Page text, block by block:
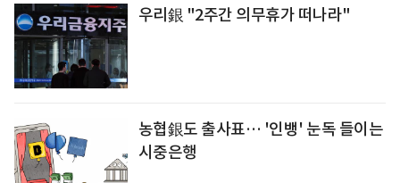
우리銀 "2주간 의무휴가 떠나라"
농협銀도 출사표… '인뱅' 눈독 들이는
시중은행